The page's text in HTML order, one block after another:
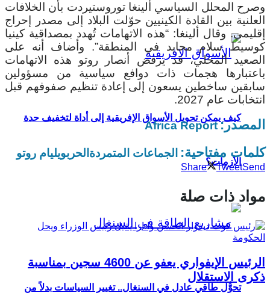
كيف يمكن تحويل الأسواق الإفريقية إلى أداة لتخفيف حدة
الأزمات؟
تحوُّل طاقي عادل في السنغال.. تغيير السياسات بدلاً من
وصرح المحلل السياسي ألينغا توروستيردت بأن الخلافات
العلنية بين القادة الكينيين حوّلت البلاد إلى مصدر إحراج
إقليمي. وقال ألينغا: “هذه الاتهامات تُهدد بمصداقية كينيا
كوسيط سلام محايد في المنطقة”. وأضاف أنه على
الصعيد المحلي، قد يرفض أنصار روتو هذه الاتهامات
باعتبارها هجمات ذات دوافع سياسية من مسؤولين
سابقين ساخطين يسعون إلى إعادة تنظيم صفوفهم قبل
انتخابات عام 2027.
المصدر:Africa Report
كلمات مفتاحية: الجماعات المتمردة الحربويليام روتو
Share TweetSend
مواد ذات صلة
الرئيس الإيفواري يعفو عن 4600 سجين بمناسبة
ذكرى الاستقلال